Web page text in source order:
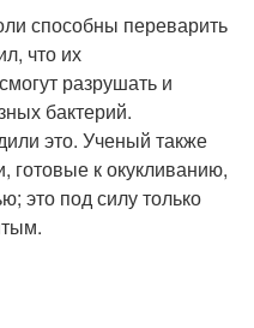
способны переварить
что их
разрушать и
бактерий.
это. Ученый также
готовые к окукливанию,
это под силу только